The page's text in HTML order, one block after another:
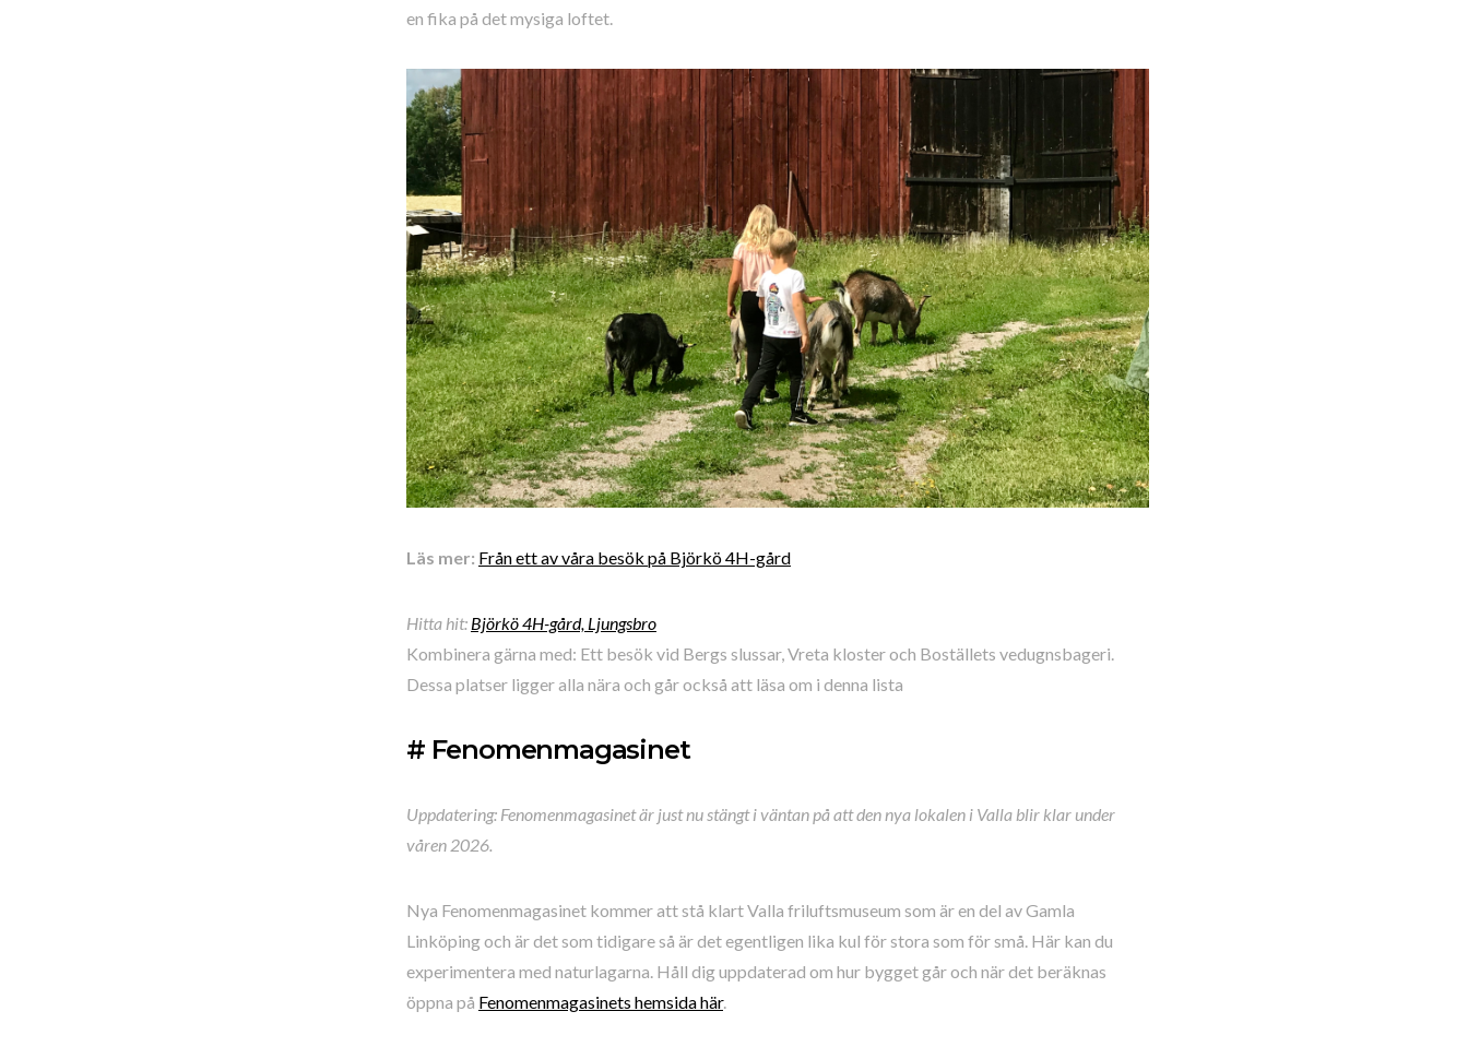
en fika på det mysiga loftet.
Läs mer: Från ett av våra besök på Björkö 4H-gård
Hitta hit: Björkö 4H-gård, Ljungsbro
Kombinera gärna med: Ett besök vid Bergs slussar, Vreta kloster och Boställets vedugnsbageri.
Dessa platser ligger alla nära och går också att läsa om i denna lista
# Fenomenmagasinet
Uppdatering: Fenomenmagasinet är just nu stängt i väntan på att den nya lokalen i Valla blir klar under
våren 2026.
Nya Fenomenmagasinet kommer att stå klart Valla friluftsmuseum som är en del av Gamla
Linköping och är det som tidigare så är det egentligen lika kul för stora som för små. Här kan du
experimentera med naturlagarna. Håll dig uppdaterad om hur bygget går och när det beräknas
öppna på Fenomenmagasinets hemsida här.